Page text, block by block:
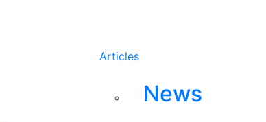
Articles
News